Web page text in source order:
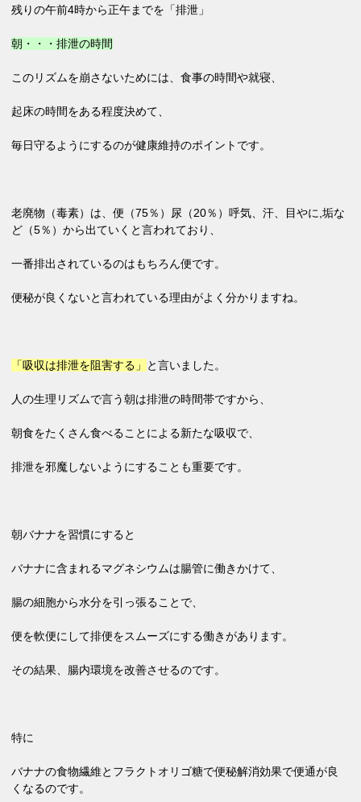
残りの午前4時から正午までを「排泄」
朝・・・排泄の時間
このリズムを崩さないためには、食事の時間や就寝、
起床の時間をある程度決めて、
毎日守るようにするのが健康維持のポイントです。
老廃物（毒素）は、便（75％）尿（20％）呼気、汗、目やに,垢な
ど（5％）から出ていくと言われており、
一番排出されているのはもちろん便です。
便秘が良くないと言われている理由がよく分かりますね。
「吸収は排泄を阻害する」 と言いました。
人の生理リズムで言う朝は排泄の時間帯ですから、
朝食をたくさん食べることによる新たな吸収で、
排泄を邪魔しないようにすることも重要です。
朝バナナを習慣にすると
バナナに含まれるマグネシウムは腸管に働きかけて、
腸の細胞から水分を引っ張ることで、
便を軟便にして排便をスムーズにする働きがあります。
その結果、腸内環境を改善させるのです。
特に
バナナの食物繊維とフラクトオリゴ糖で便秘解消効果で便通が良
くなるのです。